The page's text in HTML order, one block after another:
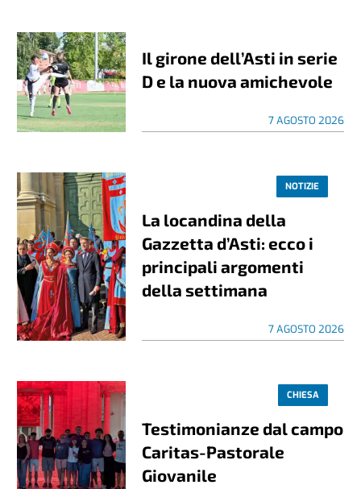
Il girone dell’Asti in serie
D e la nuova amichevole
7 AGOSTO 2026
NOTIZIE
La locandina della
Gazzetta d’Asti: ecco i
principali argomenti
della settimana
7 AGOSTO 2026
CHIESA
Testimonianze dal campo
Caritas-Pastorale
Giovanile